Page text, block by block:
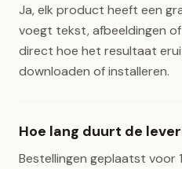
Ja, elk product heeft een
voegt tekst, afbeeldingen
direct hoe het resultaat
downloaden of installeren.
Hoe lang duurt de
Bestellingen geplaatst voor